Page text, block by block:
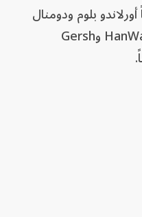
بلوم ودومنال
جليسون، فيما تتولى شركتا HanWay وGersh